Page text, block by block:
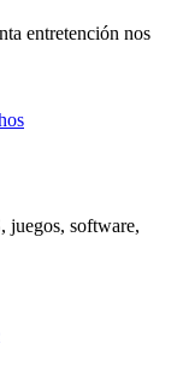
entretención nos
juegos, software,